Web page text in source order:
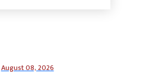
August 08, 2026